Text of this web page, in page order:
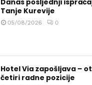
Tanje Kurevije
05/08/2026 0
Hotel Via zapošljava –
četiri radne pozicije